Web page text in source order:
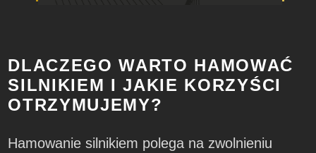
DLACZEGO WARTO HAMOWAĆ
SILNIKIEM I JAKIE KORZYŚCI
OTRZYMUJEMY?
Hamowanie silnikiem polega na zwolnieniu